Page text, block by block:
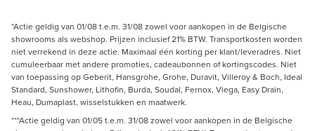
*Actie geldig van 01/08 t.e.m. 31/08 zowel voor aankopen in de Belgische
showrooms als webshop. Prijzen inclusief 21% BTW. Transportkosten worden
niet verrekend in deze actie. Maximaal één korting per klant/leveradres. Niet
cumuleerbaar met andere promoties, cadeaubonnen of kortingscodes. Niet
van toepassing op Geberit, Hansgrohe, Grohe, Duravit, Villeroy & Boch, Ideal
Standard, Sunshower, Lithofin, Burda, Soudal, Fernox, Viega, Easy Drain,
Heau, Dumaplast, wisselstukken en maatwerk.
***Actie geldig van 01/05 t.e.m. 31/08 zowel voor aankopen in de Belgische